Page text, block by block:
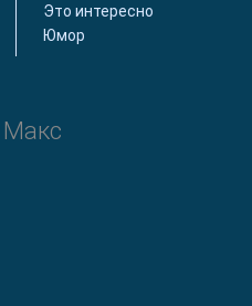
Это интересно
Юмор
Макс